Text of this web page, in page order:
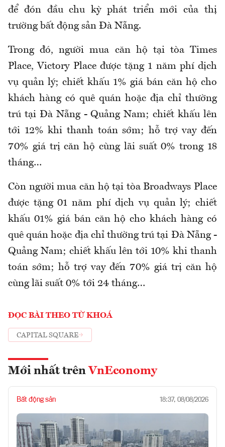
để đón đầu chu kỳ phát triển mới của thị
trường bất động sản Đà Nẵng.
Trong đó, người mua căn hộ tại tòa Times
Place, Victory Place được tặng 1 năm phí dịch
vụ quản lý; chiết khấu 1% giá bán căn hộ cho
khách hàng có quê quán hoặc địa chỉ thường
trú tại Đà Nẵng - Quảng Nam; chiết khấu lên
tới 12% khi thanh toán sớm; hỗ trợ vay đến
70% giá trị căn hộ cùng lãi suất 0% trong 18
tháng…
Còn người mua căn hộ tại tòa Broadways Place
được tặng 01 năm phí dịch vụ quản lý; chiết
khấu 01% giá bán căn hộ cho khách hàng có
quê quán hoặc địa chỉ thường trú tại Đà Nẵng -
Quảng Nam; chiết khấu lên tới 10% khi thanh
toán sớm; hỗ trợ vay đến 70% giá trị căn hộ
cùng lãi suất 0% tới 24 tháng…
ĐỌC BÀI THEO TỪ KHOÁ
CAPITAL SQUARE
Mới nhất trên VnEconomy
Bất động sản 18:37, 08/08/2026